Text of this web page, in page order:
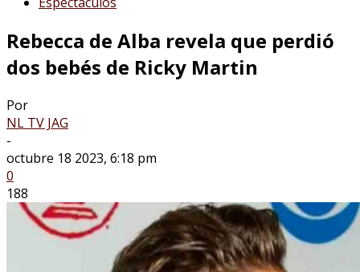
Rebecca de Alba revela que perdió
dos bebés de Ricky Martin
Por
NL TV JAG
-
octubre 18 2023, 6:18 pm
0
188